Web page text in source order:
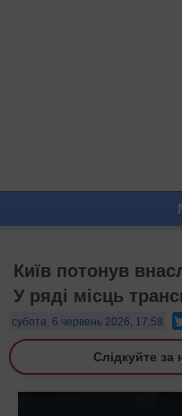
Київ потонув
У ряді місць
субота, 6 червень 2026, 17:58
Слідкуйте за